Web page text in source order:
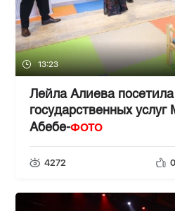
13:23
Лейла Алиева посетила
государственных
Абебе-ФОТО
4272 0